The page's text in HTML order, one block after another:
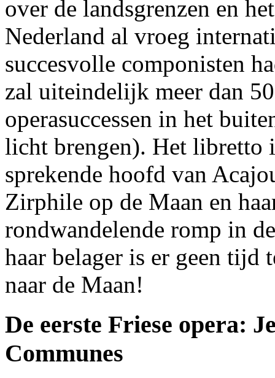
over de landsgrenzen en
Nederland al vroeg
succesvolle componisten
zal uiteindelijk meer dan
operasuccessen in het
licht brengen). Het libretto
sprekende hoofd van
Zirphile op de Maan en
rondwandelende romp in
haar belager is er geen
naar de Maan!
De eerste Friese opera:
Communes